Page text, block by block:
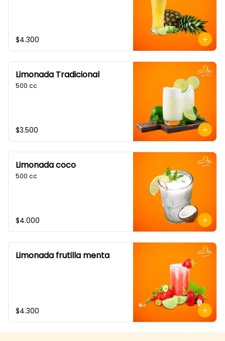
$4.300
Limonada Tradicional
500 cc
$3.500
Limonada coco
500 cc
$4.000
Limonada frutilla menta
$4.300